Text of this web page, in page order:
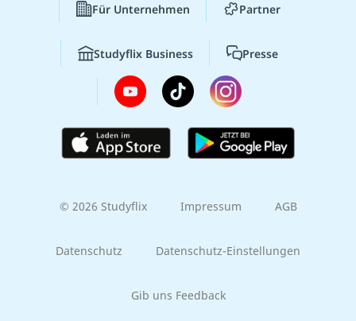
Für Unternehmen Partner
Studyflix Business Presse
© 2026 Studyflix Impressum AGB
Datenschutz Datenschutz-Einstellungen
Gib uns Feedback